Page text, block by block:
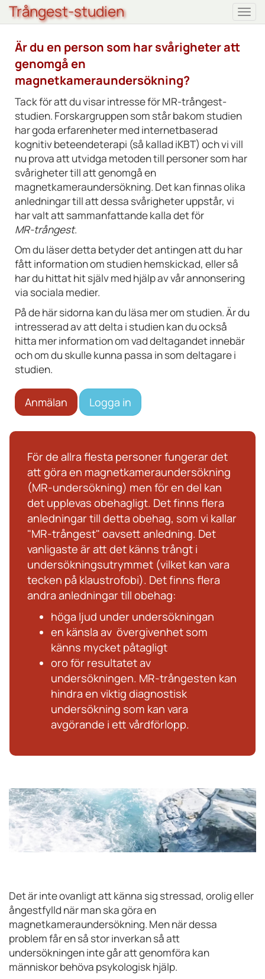
Trångest-studien
Är du en person som har svårigheter att
genomgå en
magnetkameraundersökning?
Tack för att du visar intresse för MR-trångest-
studien. Forskargruppen som står bakom studien
har goda erfarenheter med internetbaserad
kognitiv beteendeterapi (så kallad iKBT) och vi vill
nu prova att utvidga metoden till personer som har
svårigheter till att genomgå en
magnetkameraundersökning. Det kan finnas olika
anledningar till att dessa svårigheter uppstår, vi
har valt att sammanfattande kalla det för
MR-trångest.
Om du läser detta betyder det antingen att du har
fått information om studien hemskickad, eller så
har du hittat hit själv med hjälp av vår annonsering
via sociala medier.
På de här sidorna kan du läsa mer om studien. Är du
intresserad av att delta i studien kan du också
hitta mer information om vad deltagandet innebär
och om du skulle kunna passa in som deltagare i
studien.
Anmälan Logga in
För de allra flesta personer fungerar det
att göra en magnetkameraundersökning
(MR-undersökning) men för en del kan
det upplevas obehagligt. Det finns flera
anledningar till detta obehag, som vi kallar
"MR-trångest" oavsett anledning. Det
vanligaste är att det känns trångt i
undersökningsutrymmet (vilket kan vara
tecken på klaustrofobi). Det finns flera
andra anledningar till obehag:
höga ljud under undersökningan
en känsla av övergivenhet som
känns mycket påtagligt
oro för resultatet av
undersökningen. MR-trångesten kan
hindra en viktig diagnostisk
undersökning som kan vara
avgörande i ett vårdförlopp.
Det är inte ovanligt att känna sig stressad, orolig eller
ångestfylld när man ska göra en
magnetkameraundersökning. Men när dessa
problem får en så stor inverkan så att
undersökningen inte går att genomföra kan
människor behöva psykologisk hjälp.